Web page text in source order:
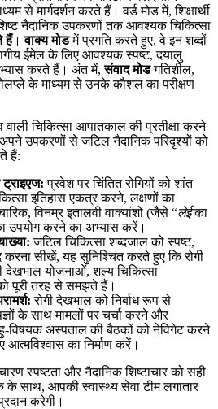
से मार्गदर्शन करते हैं। वर्ड मोड में, शिक्षार्थी
नैदानिक उपकरणों तक आवश्यक चिकित्सा
हैं।वाक्य मोडमें प्रगति करते हुए, वे इन शब्दों
ईमेल के लिए आवश्यक स्पष्ट, दयालु
करते हैं। अंत में,संवाद मोडगतिशील,
के माध्यम से उनके कौशल का परीक्षण
चिकित्सा आपातकाल की प्रतीक्षा करने
उपकरणों से जटिल नैदानिक परिदृश्यों को
हैं:
प्रवेश पर चिंतित रोगियों को शांत
इतिहास एकत्र करने, लक्षणों का
विनम्र इतालवी वाक्यांशों (जैसे “लेईका
उपयोग करने का अभ्यास करें।
जटिल चिकित्सा शब्दजाल को स्पष्ट,
सीखें, यह सुनिश्चित करते हुए कि रोगी
देखभाल योजनाओं, शल्य चिकित्सा
पूरी तरह से समझते हैं।
रोगी देखभाल को निर्बाध रूप से
के साथ मामलों पर चर्चा करने और
विषयक अस्पताल की बैठकों को नेविगेट करने
का निर्माण करें।
स्पष्टता और नैदानिक शिष्टाचार को सही
साथ, आपकी स्वास्थ्य सेवा टीम लगातार
करेगी।